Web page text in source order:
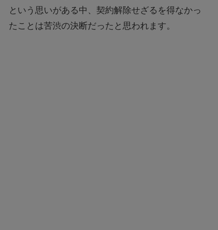
という思いがある中、契約解除せざるを得なかっ
たことは苦渋の決断だったと思われます。